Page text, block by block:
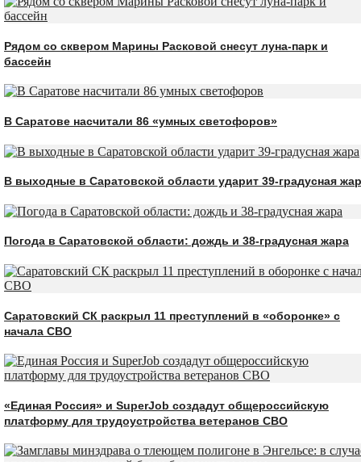
Рядом со сквером Марины Расковой снесут луна-парк и
бассейн
В Саратове насчитали 86 «умных светофоров»
В выходные в Саратовской области ударит 39-градусная
Погода в Саратовской области: дождь и 38-градусная жара
Саратовский СК раскрыл 11 преступлений в «оборонке» с
начала СВО
«Единая Россия» и SuperJob создадут общероссийскую
платформу для трудоустройства ветеранов СВО